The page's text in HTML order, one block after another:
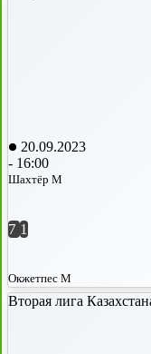
20.09.2023
- 16:00
Шахтёр М
7 1
Окжетпес М
Вторая лига